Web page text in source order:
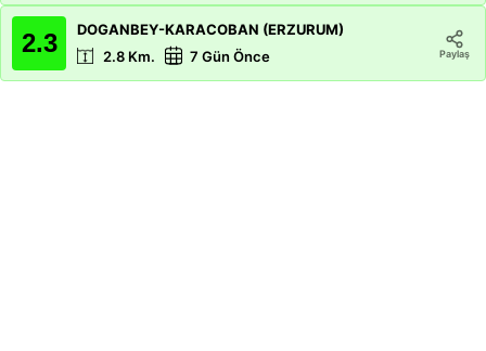
2.3
DOGANBEY-KARACOBAN (ERZURUM)
2.8 Km. 7 Gün Önce Paylaş